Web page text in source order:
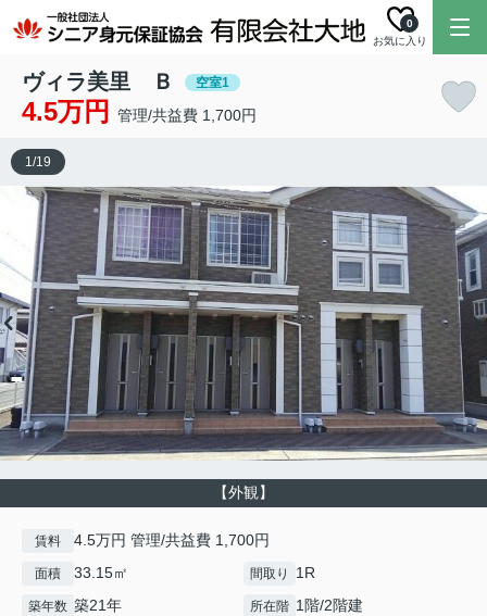
お気に入り
0
ヴィラ美里 Ｂ 空室1
4.5万円 管理/共益費 1,700円
【外観】
1/19
賃料 4.5万円 管理/共益費 1,700円
面積 33.15㎡ 間取り 1R
築年数 築21年 所在階 1階/2階建